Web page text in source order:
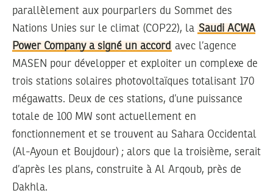
parallèlement aux pourparlers du Sommet des
Nations Unies sur le climat (COP22), la Saudi ACWA
Power Company a signé un accord avec l’agence
MASEN pour développer et exploiter un complexe de
trois stations solaires photovoltaïques totalisant 170
mégawatts. Deux de ces stations, d’une puissance
totale de 100 MW sont actuellement en
fonctionnement et se trouvent au Sahara Occidental
(Al-Ayoun et Boujdour) ; alors que la troisième, serait
d’après les plans, construite à Al Arqoub, près de
Dakhla.